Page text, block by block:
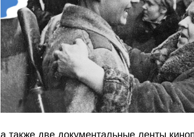
а также две документальные ленты